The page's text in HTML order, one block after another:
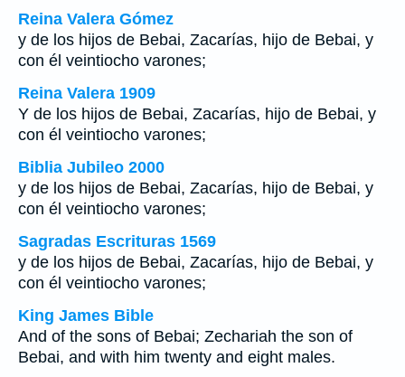
Reina Valera Gómez
y de los hijos de Bebai, Zacarías, hijo de Bebai, y
con él veintiocho varones;
Reina Valera 1909
Y de los hijos de Bebai, Zacarías, hijo de Bebai, y
con él veintiocho varones;
Biblia Jubileo 2000
y de los hijos de Bebai, Zacarías, hijo de Bebai, y
con él veintiocho varones;
Sagradas Escrituras 1569
y de los hijos de Bebai, Zacarías, hijo de Bebai, y
con él veintiocho varones;
King James Bible
And of the sons of Bebai; Zechariah the son of
Bebai, and with him twenty and eight males.